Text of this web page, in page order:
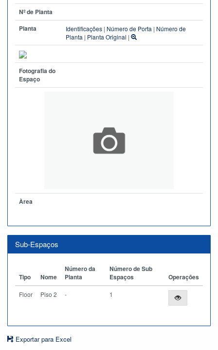
Nº de Planta
Planta
Identificações | Número de Porta | Número de
Planta | Planta Original |
Fotografia do
Espaço
Àrea
Sub-Espaços
Tipo Nome
Número da
Planta
Número de Sub
Espaços
Operações
Floor Piso 2 - 1
Exportar para Excel